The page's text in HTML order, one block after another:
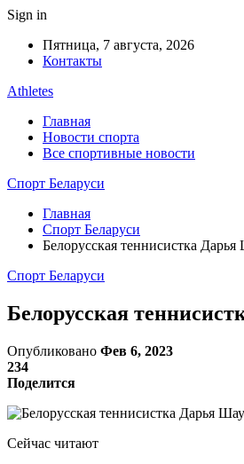
Sign in
Пятница, 7 августа, 2026
Контакты
Athletes
Главная
Новости спорта
Все спортивные новости
Спорт Беларуси
Главная
Спорт Беларуси
Белорусская теннисистка
Спорт Беларуси
Белорусская
Опубликовано Фев 6, 2023
234
Поделится
Сейчас читают